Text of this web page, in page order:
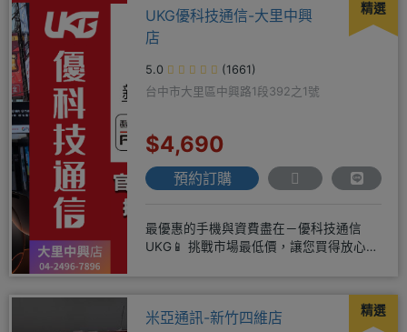
精選
UKG優科技通信-大里中興
店
5.0
(1661)
台中市大里區中興路1段392之1號
$4,690
預約訂購
最優惠的手機與資費盡在－優科技通信
UKG📱 挑戰市場最低價，讓您買得放心又
精選
米亞通訊-新竹四維店